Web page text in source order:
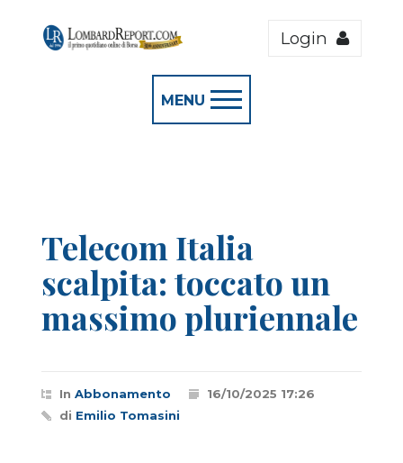
Login
MENU
Telecom Italia
scalpita: toccato un
massimo pluriennale
In Abbonamento
16/10/2025 17:26
di Emilio Tomasini